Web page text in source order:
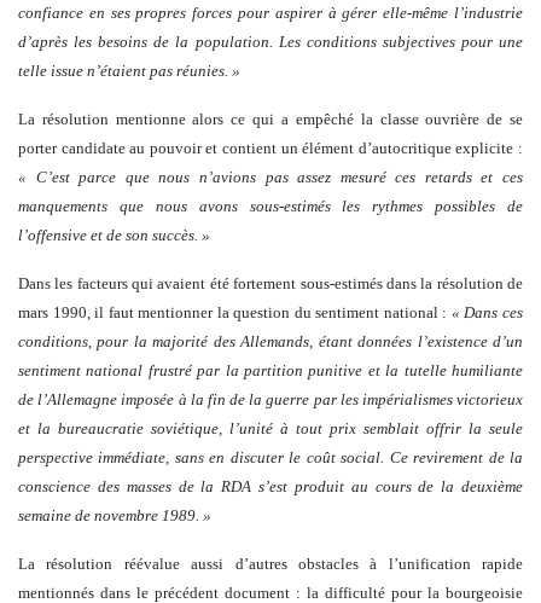
confiance en ses propres forces pour aspirer à gérer elle-même l’industrie
d’après les besoins de la population. Les conditions subjectives pour une
telle issue n’étaient pas réunies. »
La résolution mentionne alors ce qui a empêché la classe ouvrière de se
porter candidate au pouvoir et contient un élément d’autocritique explicite :
« C’est parce que nous n’avions pas assez mesuré ces retards et ces
manquements que nous avons sous-estimés les rythmes possibles de
l’offensive et de son succès. »
Dans les facteurs qui avaient été fortement sous-estimés dans la résolution de
mars 1990, il faut mentionner la question du sentiment national : « Dans ces
conditions, pour la majorité des Allemands, étant données l’existence d’un
sentiment national frustré par la partition punitive et la tutelle humiliante
de l’Allemagne imposée à la fin de la guerre par les impérialismes victorieux
et la bureaucratie soviétique, l’unité à tout prix semblait offrir la seule
perspective immédiate, sans en discuter le coût social. Ce revirement de la
conscience des masses de la RDA s’est produit au cours de la deuxième
semaine de novembre 1989. »
La résolution réévalue aussi d’autres obstacles à l’unification rapide
mentionnés dans le précédent document : la difficulté pour la bourgeoisie